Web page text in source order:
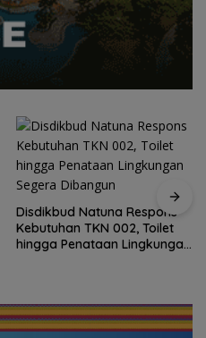
Disdikbud Natuna Respons
Kebutuhan TKN 002, Toilet
hingga Penataan Lingkungan